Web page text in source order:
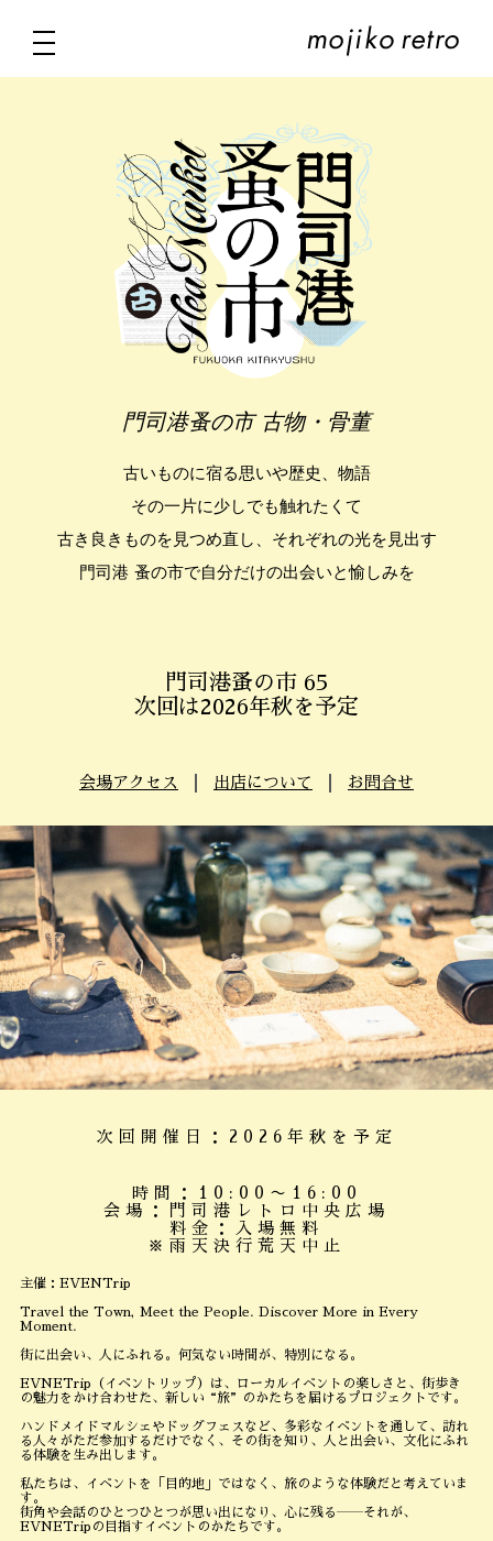
門司港蚤の市 古物・骨董
古いものに宿る思いや歴史、物語
その一片に少しでも触れたくて
古き良きものを見つめ直し、それぞれの光を見出す
門司港 蚤の市で自分だけの出会いと愉しみを
門司港蚤の市 65
次回は2026年秋を予定
会場アクセス 出店について お問合せ
次回開催日：2026年秋を予定
時間：10:00〜16:00
会場：門司港レトロ中央広場
料金：入場無料
※雨天決行荒天中止
主催：EVENTrip
Travel the Town, Meet the People. Discover More in Every
Moment.
街に出会い、人にふれる。何気ない時間が、特別になる。
EVNETrip（イベントリップ）は、ローカルイベントの楽しさと、街歩き
の魅力をかけ合わせた、新しい“旅”のかたちを届けるプロジェクトです。
ハンドメイドマルシェやドッグフェスなど、多彩なイベントを通して、訪れ
る人々がただ参加するだけでなく、その街を知り、人と出会い、文化にふれ
る体験を生み出します。
私たちは、イベントを「目的地」ではなく、旅のような体験だと考えていま
す。
街角や会話のひとつひとつが思い出になり、心に残る――それが、
EVNETripの目指すイベントのかたちです。